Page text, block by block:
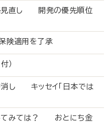
略見直し 開発の優先順位
保険適用を了承
付）
消し キッセイ「日本では
してみては？ おとにち金